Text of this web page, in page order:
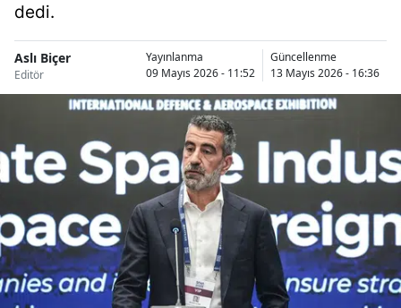
dedi.
Aslı Biçer
Editör
Yayınlanma
09 Mayıs 2026 - 11:52
Güncellenme
13 Mayıs 2026 - 16:36